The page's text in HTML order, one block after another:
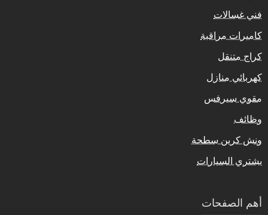
فني غسالات
كاميرات مراقبة
كراج متنقل
كهربائي منازل
مقوي سيرفس
وظائف
ونش كرين سطحة
يشتري السيارات
أهم الصفحات